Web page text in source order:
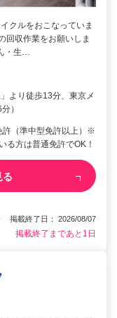
クルをおこなっていま
回収作業をお願いしま
・生…
より徒歩13分、東京メ
）
（準中型免許以上）※
る方は普通免許でOK！
る
掲載終了日： 2026/08/07
掲載終了まであと1日